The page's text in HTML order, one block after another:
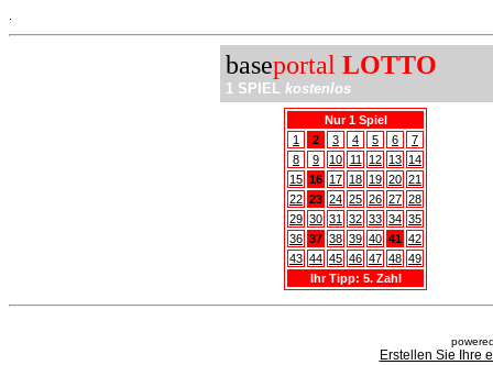
baseportal LOTTO
1 SPIEL kostenlos
Nur 1 Spiel
1
2 3 4 5 6
7
8
9 10 11 12 13 14
15 16 17 18 19 20 21
22 23 24 25 26 27 28
29 30 31 32 33 34 35
36 37 38 39 40 41 42
43 44 45 46 47 48 49
Ihr Tipp: 5. Zahl
Erstellen Sie Ihre